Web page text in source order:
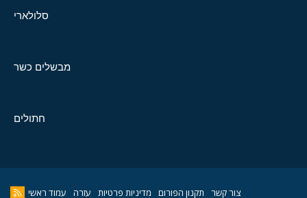
סלולארי
מבשלים כשר
חתולים
צור קשר תקנון הפורום מדיניות פרטיות עזרה עמוד ראשי